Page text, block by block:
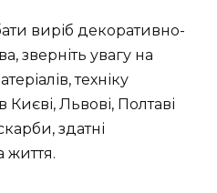
виріб декоративно-
зверніть увагу на
техніку
Львові, Полтаві
здатні
життя.